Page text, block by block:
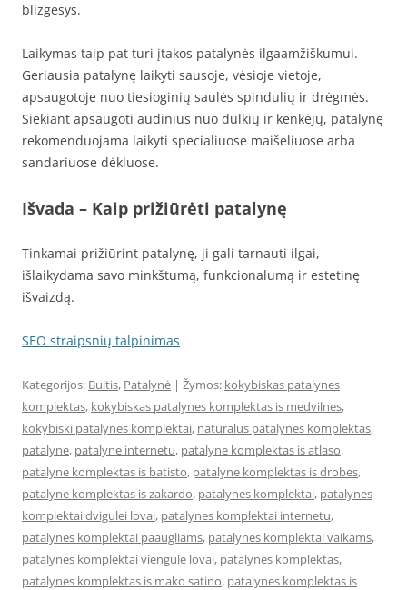
blizgesys.
Laikymas taip pat turi įtakos patalynės ilgaamžiškumui.
Geriausia patalynę laikyti sausoje, vėsioje vietoje,
apsaugotoje nuo tiesioginių saulės spindulių ir drėgmės.
Siekiant apsaugoti audinius nuo dulkių ir kenkėjų, patalynę
rekomenduojama laikyti specialiuose maišeliuose arba
sandariuose dėkluose.
Išvada – Kaip prižiūrėti patalynę
Tinkamai prižiūrint patalynę, ji gali tarnauti ilgai,
išlaikydama savo minkštumą, funkcionalumą ir estetinę
išvaizdą.
SEO straipsnių talpinimas
Kategorijos: Buitis, Patalynė | Žymos: kokybiskas patalynes
komplektas, kokybiskas patalynes komplektas is medvilnes,
kokybiski patalynes komplektai, naturalus patalynes komplektas,
patalyne, patalyne internetu, patalyne komplektas is atlaso,
patalyne komplektas is batisto, patalyne komplektas is drobes,
patalyne komplektas is zakardo, patalynes komplektai, patalynes
komplektai dvigulei lovai, patalynes komplektai internetu,
patalynes komplektai paaugliams, patalynes komplektai vaikams,
patalynes komplektai viengule lovai, patalynes komplektas,
patalynes komplektas is mako satino, patalynes komplektas is